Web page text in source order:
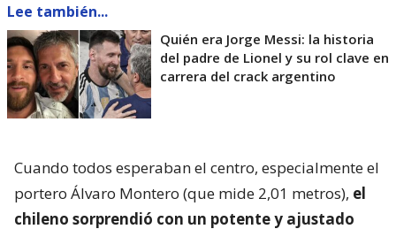
Lee también...
Quién era Jorge Messi: la historia
del padre de Lionel y su rol clave en
carrera del crack argentino
Cuando todos esperaban el centro, especialmente el
portero Álvaro Montero (que mide 2,01 metros), el
chileno sorprendió con un potente y ajustado